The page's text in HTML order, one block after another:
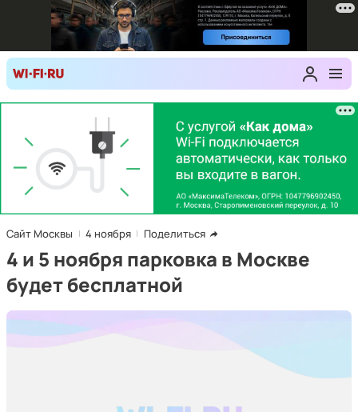
Сайт Москвы 4 ноября Поделиться
4 и 5 ноября парковка в Москве
будет бесплатной